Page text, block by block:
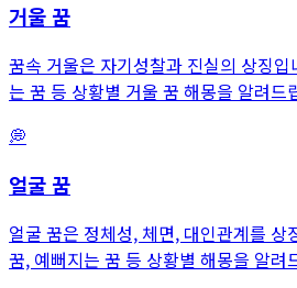
거울 꿈
꿈속 거울은 자기성찰과 진실의 상징
는 꿈 등 상황별 거울 꿈 해몽을 알려드
💭
얼굴 꿈
얼굴 꿈은 정체성, 체면, 대인관계를 상
꿈, 예뻐지는 꿈 등 상황별 해몽을 알려